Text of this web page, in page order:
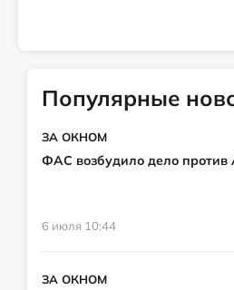
Популярные
ЗА ОКНОМ
ФАС возбудило дело против
6 июля 10:44
ЗА ОКНОМ